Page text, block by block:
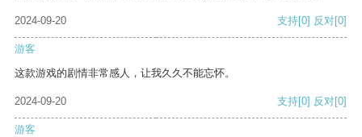
2024-09-20 支持[0] 反对[0]
游客
这款游戏的剧情非常感人，让我久久不能忘怀。
2024-09-20 支持[0] 反对[0]
游客